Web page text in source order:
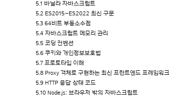
5.1 바닐라 자바스크립트
5.2 ES2015~ES2022 최신 구문
5.3 64비트 부동소수점
5.4 자바스크립트 메모리 관리
5.5 코딩 컨벤션
5.6 쿠키와 개인정보보호법
5.7 프로토타입 이해
5.8 Proxy 객체로 구현하는 최신 프런트엔드 프레임워크
5.9 HTTP 응답 상태 코드
5.10 Node.js: 브라우저 밖의 자바스크립트